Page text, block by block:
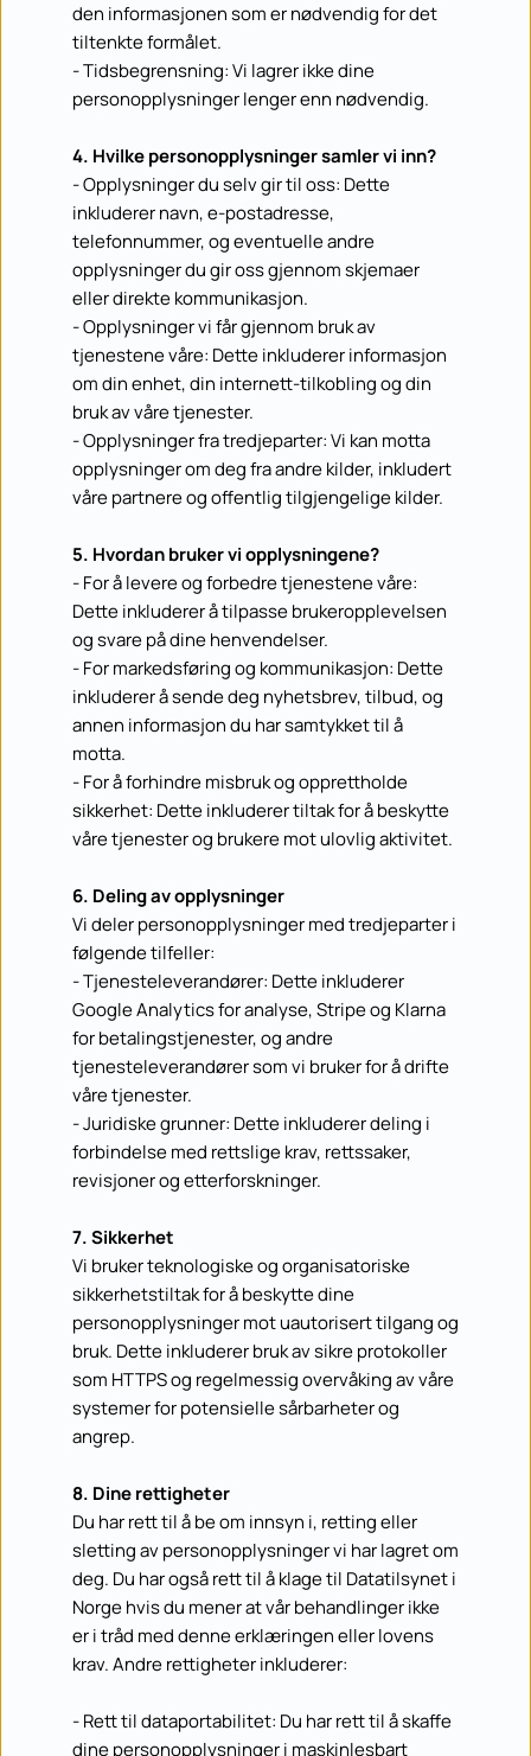
den informasjonen som er nødvendig for det
tiltenkte formålet.
- Tidsbegrensning: Vi lagrer ikke dine
personopplysninger lenger enn nødvendig.
4. Hvilke personopplysninger samler vi inn?
- Opplysninger du selv gir til oss: Dette
inkluderer navn, e-postadresse,
telefonnummer, og eventuelle andre
opplysninger du gir oss gjennom skjemaer
eller direkte kommunikasjon.
- Opplysninger vi får gjennom bruk av
tjenestene våre: Dette inkluderer informasjon
om din enhet, din internett-tilkobling og din
bruk av våre tjenester.
- Opplysninger fra tredjeparter: Vi kan motta
opplysninger om deg fra andre kilder, inkludert
våre partnere og offentlig tilgjengelige kilder.
5. Hvordan bruker vi opplysningene?
- For å levere og forbedre tjenestene våre:
Dette inkluderer å tilpasse brukeropplevelsen
og svare på dine henvendelser.
- For markedsføring og kommunikasjon: Dette
inkluderer å sende deg nyhetsbrev, tilbud, og
annen informasjon du har samtykket til å
motta.
- For å forhindre misbruk og opprettholde
sikkerhet: Dette inkluderer tiltak for å beskytte
våre tjenester og brukere mot ulovlig aktivitet.
6. Deling av opplysninger
Vi deler personopplysninger med tredjeparter i
følgende tilfeller:
- Tjenesteleverandører: Dette inkluderer
Google Analytics for analyse, Stripe og Klarna
for betalingstjenester, og andre
tjenesteleverandører som vi bruker for å drifte
våre tjenester.
- Juridiske grunner: Dette inkluderer deling i
forbindelse med rettslige krav, rettssaker,
revisjoner og etterforskninger.
7. Sikkerhet
Vi bruker teknologiske og organisatoriske
sikkerhetstiltak for å beskytte dine
personopplysninger mot uautorisert tilgang og
bruk. Dette inkluderer bruk av sikre protokoller
som HTTPS og regelmessig overvåking av våre
systemer for potensielle sårbarheter og
angrep.
8. Dine rettigheter
Du har rett til å be om innsyn i, retting eller
sletting av personopplysninger vi har lagret om
deg. Du har også rett til å klage til Datatilsynet i
Norge hvis du mener at vår behandlinger ikke
er i tråd med denne erklæringen eller lovens
krav. Andre rettigheter inkluderer:
- Rett til dataportabilitet: Du har rett til å skaffe
dine personopplysninger i maskinlesbart